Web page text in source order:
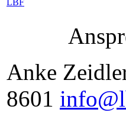
Anke
8601